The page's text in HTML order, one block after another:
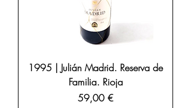
1995 | Julián Madrid. Reserva de
Familia. Rioja
Precio
59,00 €